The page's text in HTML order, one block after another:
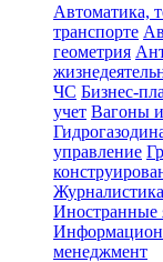
Автоматика,
транспорте
геометрия
ЧС Бизнес-
учет Вагоны и
управление
Журналистика
Иностранные
менеджмент